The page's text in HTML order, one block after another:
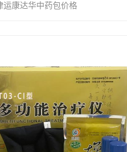
运康达华中药包价格